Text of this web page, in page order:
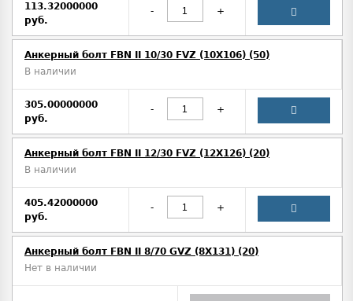
113.32000000
руб.
- +
Анкерный болт FBN II 10/30 FVZ (10X106) (50)
В наличии
305.00000000
руб.
- +
Анкерный болт FBN II 12/30 FVZ (12X126) (20)
В наличии
405.42000000
руб.
- +
Анкерный болт FBN II 8/70 GVZ (8X131) (20)
Нет в наличии